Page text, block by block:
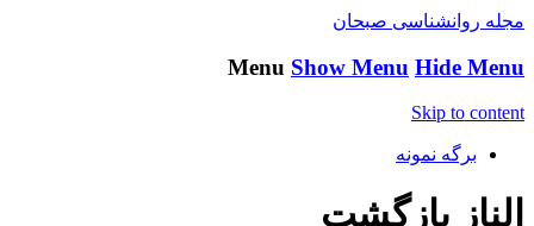
مجله روانشناسی صبحان
Menu Show Menu Hide Menu
Skip to content
برگه نمونه
الناز بازگشت